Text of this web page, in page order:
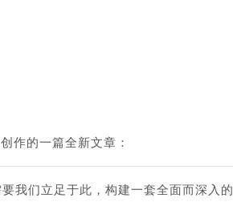
作的一篇全新文章：
我们立足于此，构建一套全面而深入的